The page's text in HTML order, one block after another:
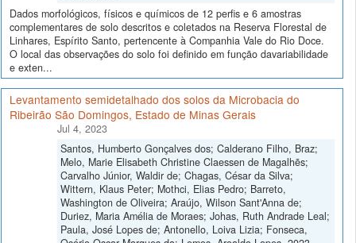
Dados morfológicos, físicos e químicos de 12 perfis e 6 amostras
complementares de solo descritos e coletados na Reserva Florestal de
Linhares, Espírito Santo, pertencente à Companhia Vale do Rio Doce.
O local das observações do solo foi definido em função davariabilidade
e exten...
Levantamento semidetalhado dos solos da Microbacia do
Ribeirão São Domingos, Estado de Minas Gerais
Jul 4, 2023
Santos, Humberto Gonçalves dos; Calderano Filho, Braz;
Melo, Marie Elisabeth Christine Claessen de Magalhẽs;
Carvalho Júnior, Waldir de; Chagas, César da Silva;
Wittern, Klaus Peter; Mothci, Elias Pedro; Barreto,
Washington de Oliveira; Araújo, Wilson Sant'Anna de;
Duriez, Maria Amélia de Moraes; Johas, Ruth Andrade Leal;
Paula, José Lopes de; Antonello, Loiva Lizia; Fonseca,